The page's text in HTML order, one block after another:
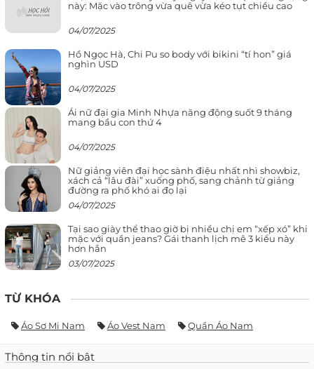
này: Mặc vào trông vừa quê vừa kéo tụt chiều cao
04/07/2025
Hồ Ngọc Hà, Chi Pu so body với bikini “tí hon” giá
nghìn USD
04/07/2025
Ái nữ đại gia Minh Nhựa năng động suốt 9 tháng
mang bầu con thứ 4
04/07/2025
Nữ giảng viên đại học sành điệu nhất nhì showbiz,
xách cả “lâu đài” xuống phố, sang chảnh từ giảng
đường ra phố khó ai đọ lại
04/07/2025
Tại sao giày thể thao giờ bị nhiều chị em “xếp xó” khi
mặc với quần jeans? Gái thanh lịch mê 3 kiểu này
hơn hẳn
03/07/2025
TỪ KHÓA
Áo Sơ Mi Nam Áo Vest Nam Quần Áo Nam
Thông tin nổi bật